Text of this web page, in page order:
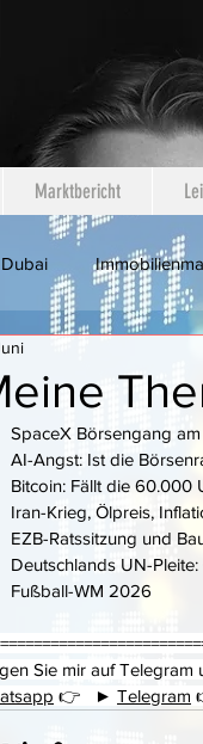
Marktbericht
Dubai
SpaceX Börsengang
AI-Angst: Ist die
Bitcoin: Fällt die 60.000
Iran-Krieg, Ölpreis,
EZB-Ratssitzung und
Deutschlands UN-
Fußball-WM 2026
Sie mir auf
👉   ► Telegram